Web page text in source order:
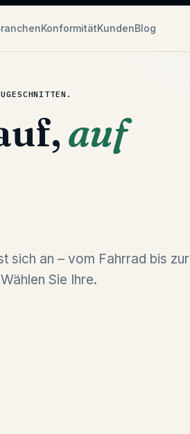
KonformitätKundenBlog
auf
sich an – vom Fahrrad bis zur
Sie Ihre.